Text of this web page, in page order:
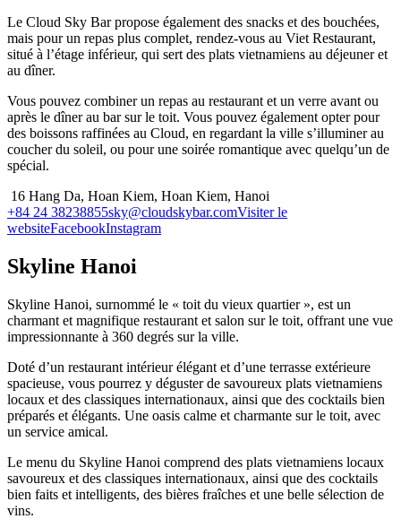
Le Cloud Sky Bar propose également des snacks et des bouchées,
mais pour un repas plus complet, rendez-vous au Viet Restaurant,
situé à l’étage inférieur, qui sert des plats vietnamiens au déjeuner et
au dîner.
Vous pouvez combiner un repas au restaurant et un verre avant ou
après le dîner au bar sur le toit. Vous pouvez également opter pour
des boissons raffinées au Cloud, en regardant la ville s’illuminer au
coucher du soleil, ou pour une soirée romantique avec quelqu’un de
spécial.
16 Hang Da, Hoan Kiem, Hoan Kiem, Hanoi
+84 24 38238855sky@cloudskybar.comVisiter le
websiteFacebookInstagram
Skyline Hanoi
Skyline Hanoi, surnommé le « toit du vieux quartier », est un
charmant et magnifique restaurant et salon sur le toit, offrant une vue
impressionnante à 360 degrés sur la ville.
Doté d’un restaurant intérieur élégant et d’une terrasse extérieure
spacieuse, vous pourrez y déguster de savoureux plats vietnamiens
locaux et des classiques internationaux, ainsi que des cocktails bien
préparés et élégants. Une oasis calme et charmante sur le toit, avec
un service amical.
Le menu du Skyline Hanoi comprend des plats vietnamiens locaux
savoureux et des classiques internationaux, ainsi que des cocktails
bien faits et intelligents, des bières fraîches et une belle sélection de
vins.